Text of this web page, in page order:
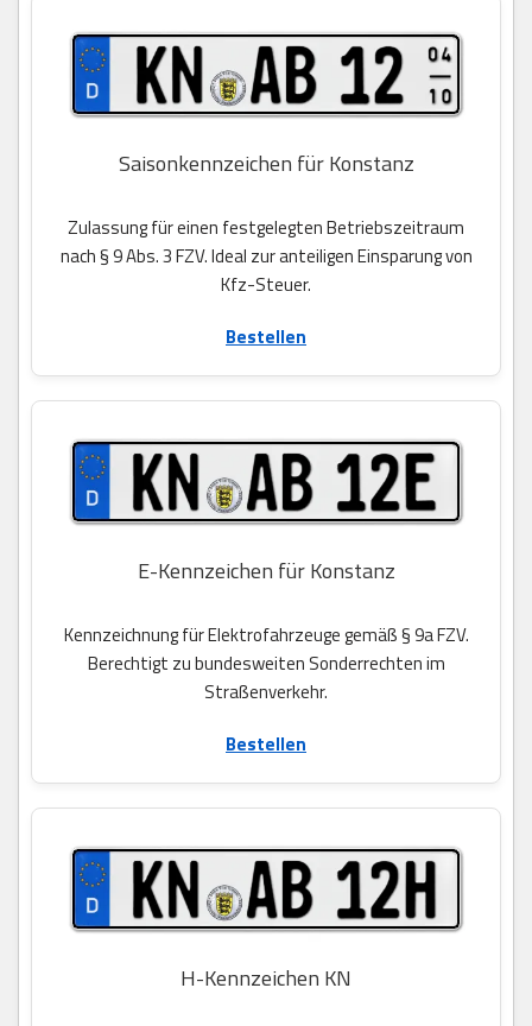
Saisonkennzeichen für Konstanz
Zulassung für einen festgelegten Betriebszeitraum
nach § 9 Abs. 3 FZV. Ideal zur anteiligen Einsparung von
Kfz-Steuer.
Bestellen
E-Kennzeichen für Konstanz
Kennzeichnung für Elektrofahrzeuge gemäß § 9a FZV.
Berechtigt zu bundesweiten Sonderrechten im
Straßenverkehr.
Bestellen
H-Kennzeichen KN